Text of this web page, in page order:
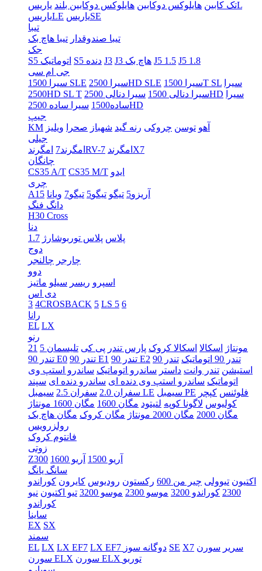
تک کابین هایلوکس دوکابین هایلوکس دوکابین بلند
یاریسL
یاریسLE
یاریسSE
تیبا
تیبا صندوقدار تیبا هاچ بک
جک
S5 اتوماتیک
S5 دنده J3 J3 هاچ بک J5 1.5 J5 1.8
جی ام سی
سیرا 1500 SLE
سیرا 2500HD SLE سیرا 1500T SL
سیرا
2500HD SL T
سیرا دنالی 1500سیرا دنالی 2500HD
سیرا
ساده1500سیرا ساده 2500HD
جیپ
KM
آهو توسن چروکی رنه گید شهباز صحرا
ویلیز
جیلی
امگرند7 امگرندRV-7
امگرندX7
چانگان
CS35 A/T CS35 M/T ایدو
چری
A15
آریزو5 تیگو تیگو5 تیگو7
ویانا
دانگ فنگ
H30 Cross
دنا
پلاس پلاس توربوشارژ 1.7
دوج
چارجر چالنجر
دوو
اسپرو ریسر سیلو ماتیز
دی اس
3 4CROSBACK 5 LS 5 6
رانا
EL LX
رنو
21
5 مونتاژ اسکالا اسکالا کروک پارس تندر پی کی تلیسمان
تندر 90 E0
تندر 90 E1 تندر 90 E2 تندر 90 اتوماتیک
تندر 90
استیشن تندر وانت داستر ساندرو اتوماتیک ساندرو استپ وی
اتوماتیک ساندرو استپ وی دنده ای ساندرو دنده ای سپند
سفران 2.0
سفران 2.5 سیمبل LE سیمبل PE فلوئنس کپچر
کولیوس لاگونا کوپه لتیتود مگان 1600
مگان 1600 مونتاژ
مگان 2000
مگان 2000 مونتاژ مگان کروک مگان هاچ بک
رولزرویس
فانتوم کروک
زوتی
Z300
آریو 1500
آریو 1600
سانگ یانگ
اکتیون تیوولی چیر من 600 رکستون رودیوس کایرون کوراندو
2300 کوراندو 3200 موسو 2300 موسو 3200 تیو اکتیون نیو
کوراندو
ساینا
EX SX
سمند
EL LX LX EF7 LX EF7 دوگانه سوز SE X7 سریر سورن
سورن ELX
سورن ELX توربو